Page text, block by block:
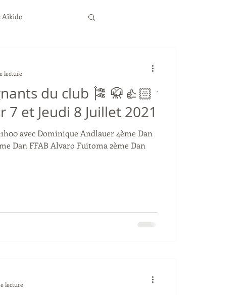
Aïkido
du club 🎏 🥋👍🏻 ✨
7 et Jeudi 8 Juillet 2021
avec Dominique Andlauer 4ème Dan
Dan FFAB Alvaro Fuitoma 2ème Dan
lecture
lecture